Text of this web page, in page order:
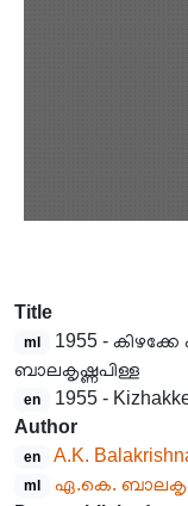
Title
ml
1955 -
ബാലകൃഷ്ണപിള്ള
en
1955 -
Author
en A.K.
ml
ഏ.കെ.